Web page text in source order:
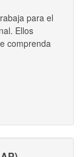
para el
Ellos
comprenda